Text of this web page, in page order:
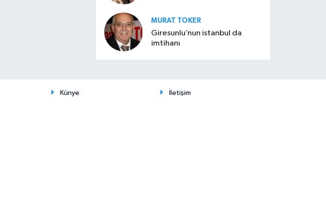
MURAT TOKER
Giresunlu’nun istanbul da
imtihanı
Künye İletişim